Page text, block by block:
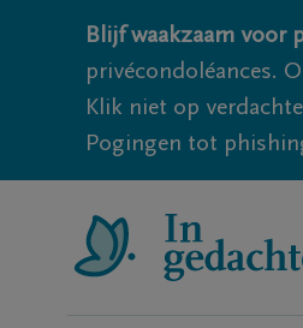
Blijf waakzaam
privécondoléances.
Klik niet op
Pogingen tot